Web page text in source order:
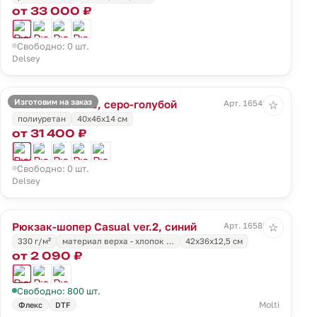
от 33 000 ₽
Свободно: 0 шт.
Delsey
Изготовим на заказ
Рюкзак Turenne, серо-голубой
Арт. 16549.14
полиуретан
40x46x14 см
от 31 400 ₽
Свободно: 0 шт.
Delsey
☆
Рюкзак-шопер Casual ver.2, синий
Арт. 16583.44
330 г/м²
материал верха - хлопок … 42x36x12,5 см
от 2 090 ₽
Свободно: 800 шт.
Флекс DTF Molti
☆